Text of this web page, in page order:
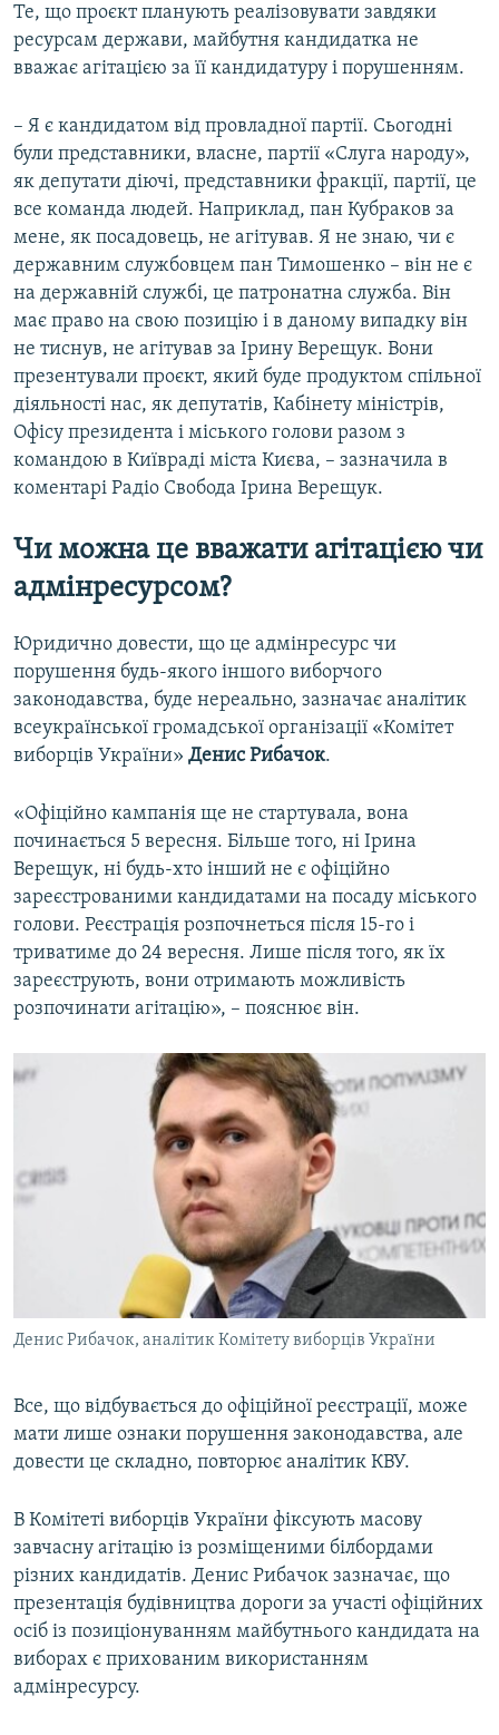
Те, що проєкт планують реалізовувати завдяки
ресурсам держави, майбутня кандидатка не
вважає агітацією за її кандидатуру і порушенням.
– Я є кандидатом від провладної партії. Сьогодні
були представники, власне, партії «Слуга народу»,
як депутати діючі, представники фракції, партії, це
все команда людей. Наприклад, пан Кубраков за
мене, як посадовець, не агітував. Я не знаю, чи є
державним службовцем пан Тимошенко – він не є
на державній службі, це патронатна служба. Він
має право на свою позицію і в даному випадку він
не тиснув, не агітував за Ірину Верещук. Вони
презентували проєкт, який буде продуктом спільної
діяльності нас, як депутатів, Кабінету міністрів,
Офісу президента і міського голови разом з
командою в Київраді міста Києва, – зазначила в
коментарі Радіо Свобода Ірина Верещук.
Чи можна це вважати агітацією чи
адмінресурсом?
Юридично довести, що це адмінресурс чи
порушення будь-якого іншого виборчого
законодавства, буде нереально, зазначає аналітик
всеукраїнської громадської організації «Комітет
виборців України» Денис Рибачок.
«Офіційно кампанія ще не стартувала, вона
починається 5 вересня. Більше того, ні Ірина
Верещук, ні будь-хто інший не є офіційно
зареєстрованими кандидатами на посаду міського
голови. Реєстрація розпочнеться після 15-го і
триватиме до 24 вересня. Лише після того, як їх
зареєструють, вони отримають можливість
розпочинати агітацію», – пояснює він.
Денис Рибачок, аналітик Комітету виборців України
Все, що відбувається до офіційної реєстрації, може
мати лише ознаки порушення законодавства, але
довести це складно, повторює аналітик КВУ.
В Комітеті виборців України фіксують масову
завчасну агітацію із розміщеними білбордами
різних кандидатів. Денис Рибачок зазначає, що
презентація будівництва дороги за участі офіційних
осіб із позиціонуванням майбутнього кандидата на
виборах є прихованим використанням
адмінресурсу.